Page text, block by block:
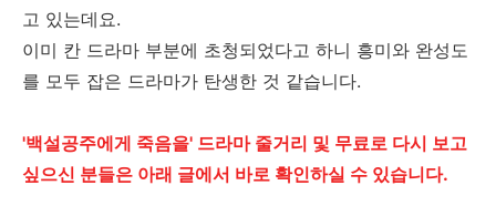
고 있는데요.
이미 칸 드라마 부분에 초청되었다고 하니 흥미와 완성도
를 모두 잡은 드라마가 탄생한 것 같습니다.
'백설공주에게 죽음을' 드라마 줄거리 및 무료로 다시 보고
싶으신 분들은 아래 글에서 바로 확인하실 수 있습니다.